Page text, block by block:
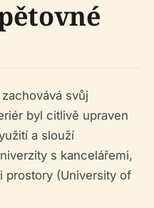
svůj
byl citlivě upraven
a slouží
s kancelářemi,
prostory (University of